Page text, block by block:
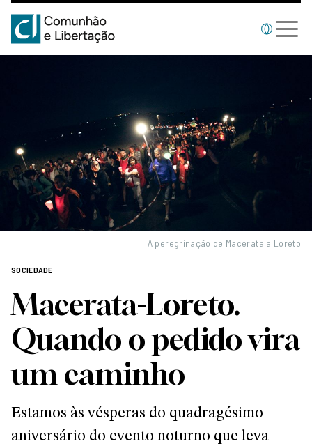
SOCIEDADE
Macerata-Loreto.
Quando o pedido vira
um caminho
Estamos às vésperas do quadragésimo
aniversário do evento noturno que leva
A peregrinação de Macerata a Loreto